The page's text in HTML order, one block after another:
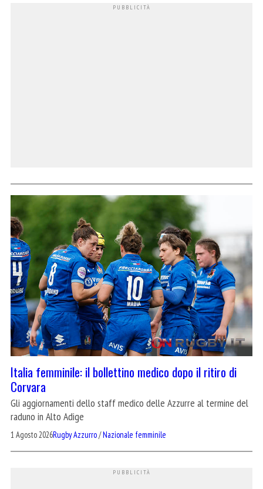
Italia femminile: il bollettino medico dopo il ritiro di
Corvara
Gli aggiornamenti dello staff medico delle Azzurre al termine del
raduno in Alto Adige
1 Agosto 2026Rugby Azzurro/Nazionale femminile